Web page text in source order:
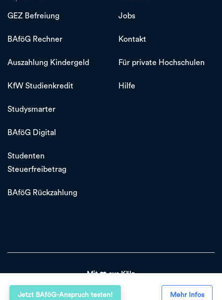
Jetzt BAföG-Anspruch testen! Mehr Infos
GEZ Befreiung
BAföG Rechner
Auszahlung Kindergeld
KfW Studienkredit
Studysmarter
BAföG Digital
Studenten
Steuerfreibetrag
BAföG Rückzahlung
Jobs
Kontakt
Für private Hochschulen
Hilfe
Mit ❤️ aus Köln